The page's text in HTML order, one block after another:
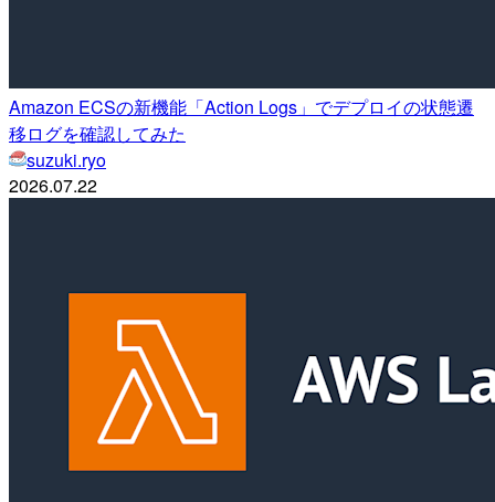
Amazon ECSの新機能「Action Logs」でデプロイの状態遷
移ログを確認してみた
suzuki.ryo
2026.07.22